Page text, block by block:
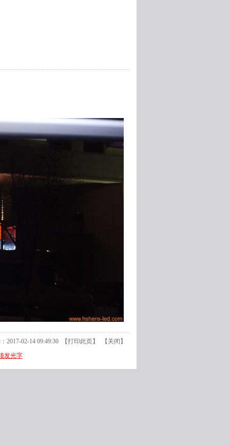
2017-02-14 09:49:30 【打印此页】 【关闭】
发光字